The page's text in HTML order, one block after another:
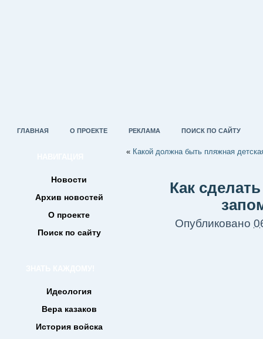
ГЛАВНАЯ О ПРОЕКТЕ РЕКЛАМА ПОИСК ПО САЙТУ
Новости
Архив новостей
О проекте
Поиск по сайту
Идеология
Вера казаков
История войска
« Какой должна быть пляжная
Как
Опубликовано